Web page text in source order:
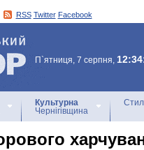
RSS Twitter Facebook
П`ятниця, 7 серпня,
Культурна
Чернігівщина